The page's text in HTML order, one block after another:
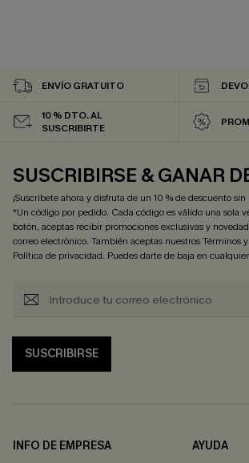
ENVÍO GRATUITO
10 % DTO. AL
SUSCRIBIRTE
SUSCRIBIRSE & GANAR
¡Suscríbete ahora y disfruta de un 10 % de descuento
*Un código por pedido. Cada código es válido una sola
botón, aceptas recibir promociones exclusivas y
correo electrónico. También aceptas nuestrosTérminos
Política de privacidad. Puedes darte de baja en
SUSCRIBIRSE
INFO DE EMPRESA
AYUDA